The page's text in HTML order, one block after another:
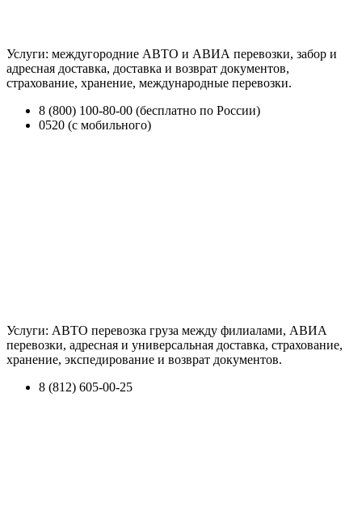
Услуги: междугородние АВТО и АВИА перевозки, забор и
адресная доставка, доставка и возврат документов,
страхование, хранение, международные перевозки.
8 (800) 100-80-00 (бесплатно по России)
0520 (с мобильного)
Услуги: АВТО перевозка груза между филиалами, АВИА
перевозки, адресная и универсальная доставка, страхование,
хранение, экспедирование и возврат документов.
8 (812) 605-00-25